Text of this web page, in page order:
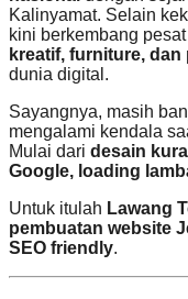
Kalinyamat. Selain
kini berkembang
kreatif, furniture, dan
dunia digital.
Sayangnya, masih
mengalami kendala
Mulai dari desain
Google, loading
Untuk itulah Lawang
pembuatan website
SEO friendly.